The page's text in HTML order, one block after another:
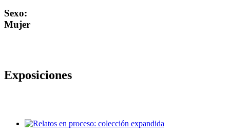
Sexo:
Mujer
Exposiciones